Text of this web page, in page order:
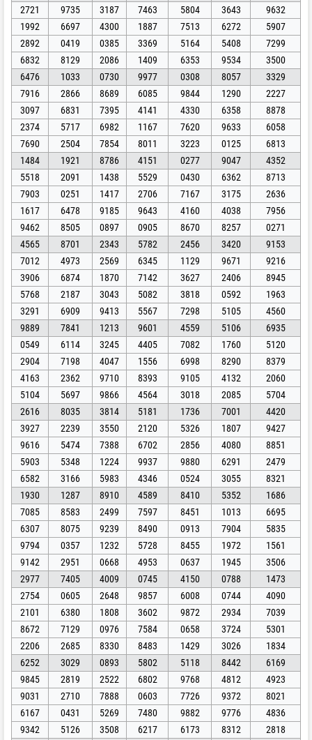
2721
9735 3187 7463 5804 3643
9632
1992
6697 4300 1887 7513 6272
5907
2892
0419 0385 3369 5164 5408
7299
6832
8129 2086 1409 6353 9534
3500
6476
1033 0730 9977 0308 8057
3329
7916
2866 8689 6085 9844 1290
2227
3097
6831 7395 4141 4330 6358
8878
2374
5717 6982 1167 7620 9633
6058
7690
2504 7854 8011 3223 0125
6813
1484
1921 8786 4151 0277 9047
4352
5518
2091 1438 5529 0430 6362
8713
7903
0251 1417 2706 7167 3175
2636
1617
6478 9185 9643 4160 4038
7956
9462
8505 0897 0905 8670 8257
0271
4565
8701 2343 5782 2456 3420
9153
7012
4973 2569 6345 1129 9671
9216
3906
6874 1870 7142 3627 2406
8945
5768
2187 3043 5082 3818 0592
1963
3291
6909 9413 5567 7298 5105
4560
9889
7841 1213 9601 4559 5106
6935
0549
6114 3245 4405 7082 1760
5120
2904
7198 4047 1556 6998 8290
8379
4163
2362 9710 8393 9105 4132
2060
5104
5697 9866 4564 3018 2085
5704
2616
8035 3814 5181 1736 7001
4420
3927
2239 3550 2120 5326 1807
9427
9616
5474 7388 6702 2856 4080
8851
5903
5348 1224 9937 9880 6291
2479
6582
3166 5983 4346 0524 3055
8321
1930
1287 8910 4589 8410 5352
1686
7085
8583 2499 7597 8451 1013
6695
6307
8075 9239 8490 0913 7904
5835
9794
0357 1232 5728 8455 1972
1561
9142
2951 0668 4953 0637 1945
3506
2977
7405 4009 0745 4150 0788
1473
2754
0605 2648 9857 6008 0744
4090
2101
6380 1808 3602 9872 2934
7039
8672
7129 0976 7584 0658 3724
5301
2206
2685 8330 8483 1429 3026
1834
6252
3029 0893 5802 5118 8442
6169
9845
2819 2522 6802 9768 4812
4923
9031
2710 7888 0603 7726 9372
8021
6167
0431 5269 7480 9882 9776
4836
9342
5126 3508 6217 6173 8312
2818